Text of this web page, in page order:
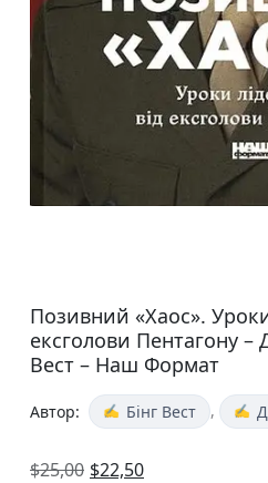
Позивний «Хаос». Уроки
ексголови Пентагону –
Вест – Наш Формат
Автор: Бінг Вест ,
$25,00 $22,50